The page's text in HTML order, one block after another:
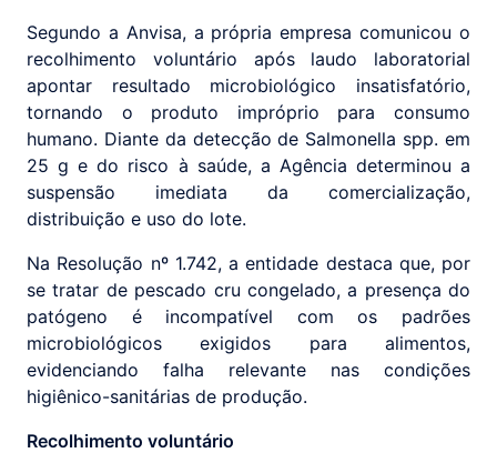
Segundo a Anvisa, a própria empresa comunicou o
recolhimento voluntário após laudo laboratorial
apontar resultado microbiológico insatisfatório,
tornando o produto impróprio para consumo
humano. Diante da detecção de Salmonella spp. em
25 g e do risco à saúde, a Agência determinou a
suspensão imediata da comercialização,
distribuição e uso do lote.
Na Resolução nº 1.742, a entidade destaca que, por
se tratar de pescado cru congelado, a presença do
patógeno é incompatível com os padrões
microbiológicos exigidos para alimentos,
evidenciando falha relevante nas condições
higiênico-sanitárias de produção.
Recolhimento voluntário